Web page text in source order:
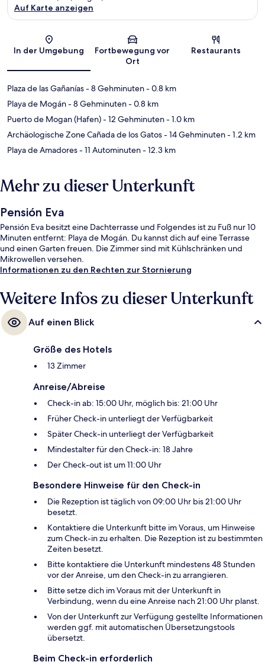
Karte
Auf Karte anzeigen
In der Umgebung
Fortbewegung vor
Ort
Restaurants
Plaza de las Gañanías- 8 Gehminuten- 0.8 km
Playa de Mogán- 8 Gehminuten- 0.8 km
Puerto de Mogan (Hafen)- 12 Gehminuten- 1.0 km
Archäologische Zone Cañada de los Gatos- 14 Gehminuten- 1.2 km
Playa de Amadores- 11 Autominuten- 12.3 km
Mehr zu dieser Unterkunft
Pensión Eva
Pensión Eva besitzt eine Dachterrasse und Folgendes ist zu Fuß nur 10
Minuten entfernt: Playa de Mogán. Du kannst dich auf eine Terrasse
und einen Garten freuen. Die Zimmer sind mit Kühlschränken und
Mikrowellen versehen.
Informationen zu den Rechten zur Stornierung
Weitere Infos zu dieser Unterkunft
Auf einen Blick
Größe des Hotels
13 Zimmer
Anreise/Abreise
Check-in ab: 15:00 Uhr, möglich bis: 21:00 Uhr
Früher Check-in unterliegt der Verfügbarkeit
Später Check-in unterliegt der Verfügbarkeit
Mindestalter für den Check-in: 18 Jahre
Der Check-out ist um 11:00 Uhr
Besondere Hinweise für den Check-in
Die Rezeption ist täglich von 09:00 Uhr bis 21:00 Uhr
besetzt.
Kontaktiere die Unterkunft bitte im Voraus, um Hinweise
zum Check-in zu erhalten. Die Rezeption ist zu bestimmten
Zeiten besetzt.
Bitte kontaktiere die Unterkunft mindestens 48 Stunden
vor der Anreise, um den Check-in zu arrangieren.
Bitte setze dich im Voraus mit der Unterkunft in
Verbindung, wenn du eine Anreise nach 21:00 Uhr planst.
Von der Unterkunft zur Verfügung gestellte Informationen
werden ggf. mit automatischen Übersetzungstools
übersetzt.
Beim Check-in erforderlich